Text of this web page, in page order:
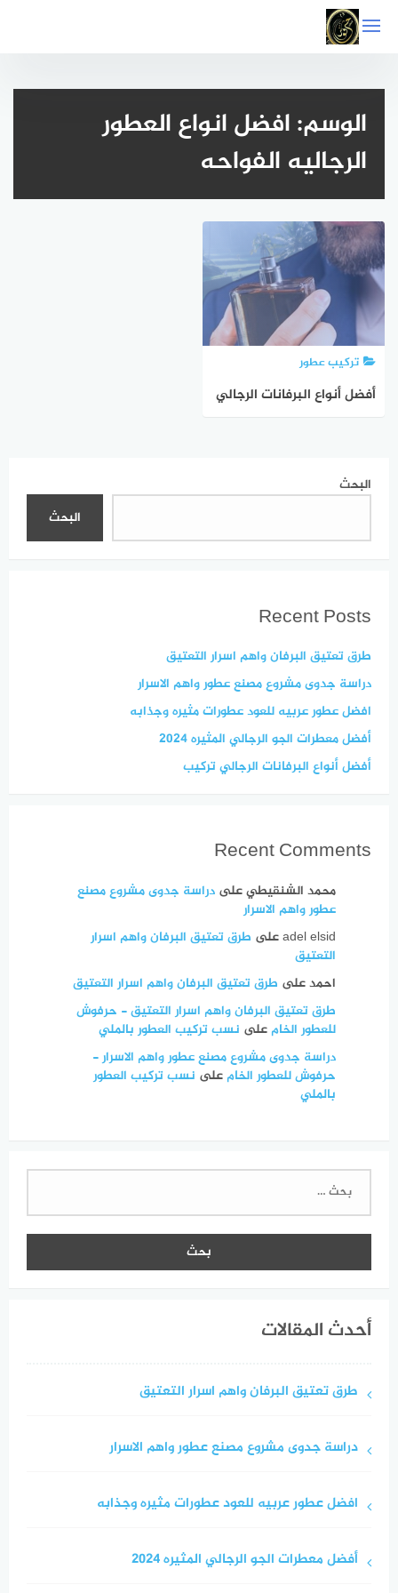
إلى
المحتوى
الوسم:افضل انواع العطور
الرجاليه الفواحه
تركيب عطور
أفضل أنواع البرفانات الرجالي
البحث
البحث
Recent Posts
طرق تعتيق البرفان واهم اسرار التعتيق
دراسة جدوى مشروع مصنع عطور واهم الاسرار
افضل عطور عربيه للعود عطورات مثيره وجذابه
أفضل معطرات الجو الرجالي المثيره 2024
أفضل أنواع البرفانات الرجالي تركيب
Recent Comments
محمد الشنقيطيعلى دراسة جدوى مشروع مصنع
عطور واهم الاسرار
adel elsidعلى طرق تعتيق البرفان واهم اسرار
التعتيق
احمدعلى طرق تعتيق البرفان واهم اسرار التعتيق
طرق تعتيق البرفان واهم اسرار التعتيق - حرفوش
للعطور الخامعلى نسب تركيب العطور بالملي
دراسة جدوى مشروع مصنع عطور واهم الاسرار -
حرفوش للعطور الخامعلى نسب تركيب العطور
بالملي
أحدث المقالات
طرق تعتيق البرفان واهم اسرار التعتيق
دراسة جدوى مشروع مصنع عطور واهم الاسرار
افضل عطور عربيه للعود عطورات مثيره وجذابه
أفضل معطرات الجو الرجالي المثيره 2024